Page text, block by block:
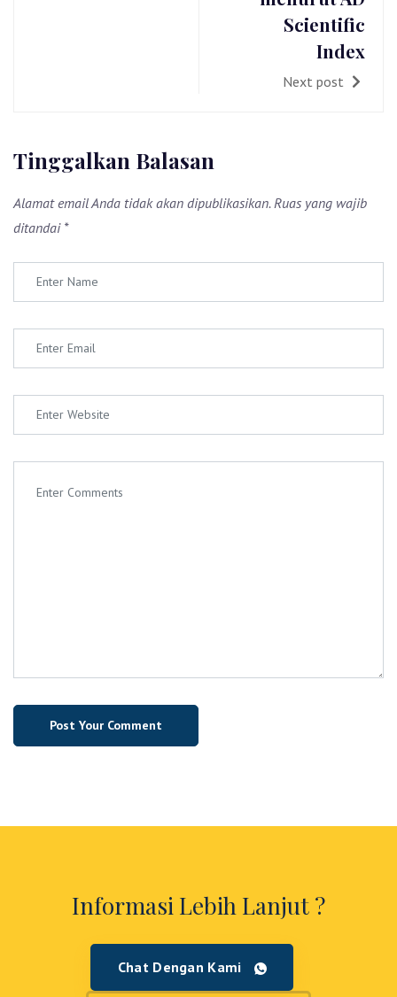
Scientific
Index
Next post
Tinggalkan Balasan
Alamat email Anda tidak akan dipublikasikan. Ruas yang wajib
ditandai *
Informasi Lebih Lanjut ?
Chat Dengan Kami